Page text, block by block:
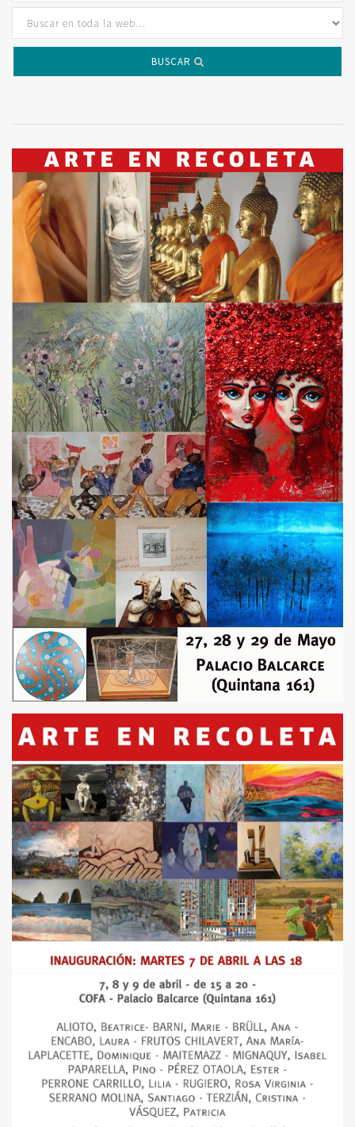
BUSCAR